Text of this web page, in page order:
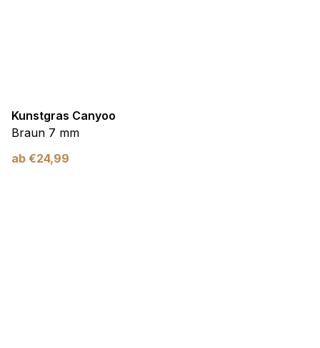
Kunstgras Canyoo
Braun 7 mm
ab €24,99